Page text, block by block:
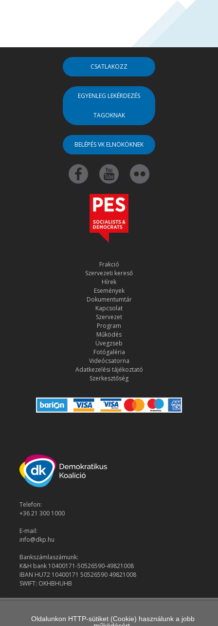
CSATLAKOZZ
EGYENLEG LEKÉRDEZÉS
TAGOKNAK
BELÉPÉS VK ELNÖKÖKNEK
Frakció
Szervezeti kereső
Hírek
Események
Dokumentumtár
Kapcsolat
Szervezet
Program
Működés
Üvegzseb
Fotógaléria
Videócsatorna
Adatkezelési tájékoztató
Szerkesztőség
Telefon:
+36 21 300 1000
E-mail:
info@dkp.hu
Bankszámlaszámunk:
K&H bank 10400171-50526590-49821008
IBAN HU72 10400171 50526590 49821008
SWIFT: OKHBHUHB
Oldalunkon HTTP-sütiket (Cookie) használunk a jobb